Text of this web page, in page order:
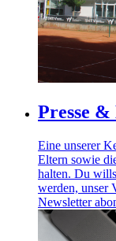
Presse
Eine unserer
Eltern sowie
halten. Du
werden, unser
Newsletter